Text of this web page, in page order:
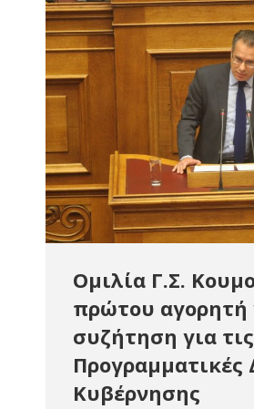
Ομιλία Γ.Σ.
πρώτου αγορητή
συζήτηση για τις
Προγραμματικές
Κυβέρνησης